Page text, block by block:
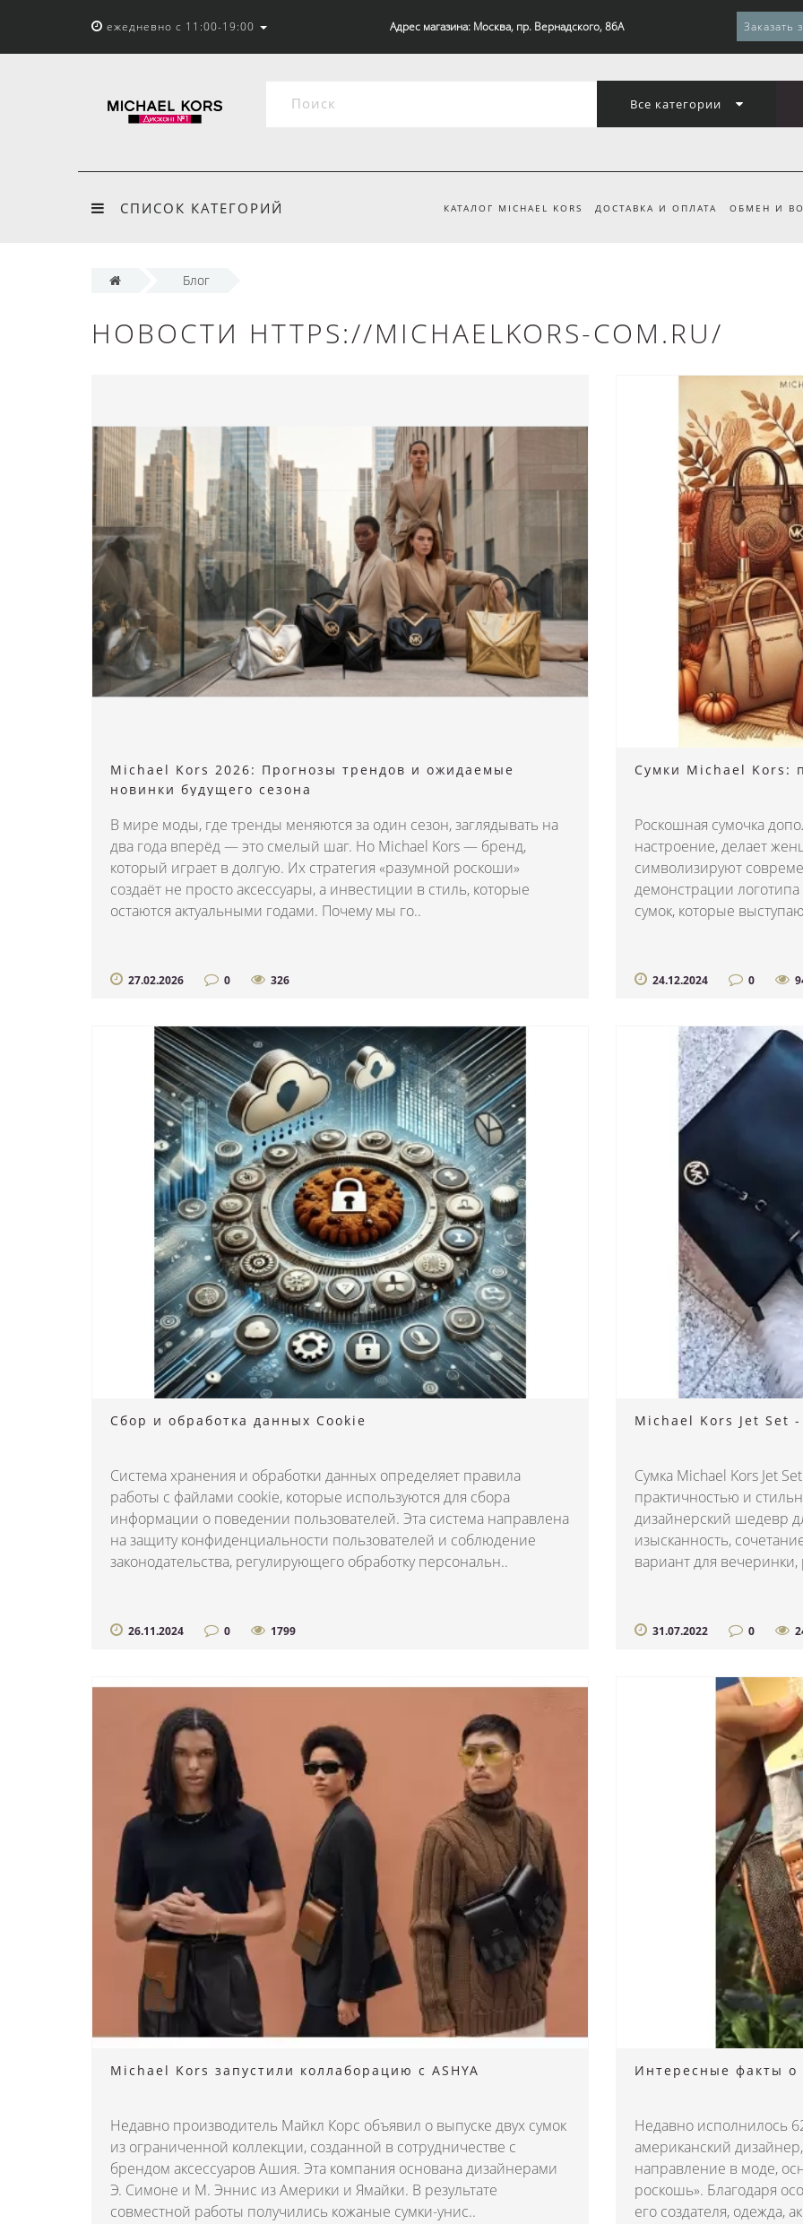
ежедневно с 11:00-19:00 Адрес магазина: Москва, пр. Вернадского, 86А Заказать
Все категории
СПИСОК КАТЕГОРИЙ КАТАЛОГ MICHAEL KORS ДОСТАВКА И ОПЛАТА ОБМЕН И
Блог
НОВОСТИ HTTPS://MICHAELKORS-COM.RU/
Michael Kors 2026: Прогнозы трендов и ожидаемые
новинки будущего сезона
В мире моды, где тренды меняются за один сезон, заглядывать на
два года вперёд — это смелый шаг. Но Michael Kors — бренд,
который играет в долгую. Их стратегия «разумной роскоши»
создаёт не просто аксессуары, а инвестиции в стиль, которые
остаются актуальными годами. Почему мы го..
27.02.2026 0 326
Сумки Michael Kors:
Роскошная сумочка
настроение, делает
символизируют
демонстрации
сумок, которые
24.12.2024 0
Сбор и обработка данных Cookie
Система хранения и обработки данных определяет правила
работы с файлами cookie, которые используются для сбора
информации о поведении пользователей. Эта система направлена
на защиту конфиденциальности пользователей и соблюдение
законодательства, регулирующего обработку персональн..
26.11.2024 0 1799
Michael Kors Jet Set
Сумка Michael Kors Jet
практичностью и
дизайнерский шедевр
изысканность,
вариант для
31.07.2022 0
Michael Kors запустили коллаборацию с ASHYA
Недавно производитель Майкл Корс объявил о выпуске двух сумок
из ограниченной коллекции, созданной в сотрудничестве с
брендом аксессуаров Ашия. Эта компания основана дизайнерами
Э. Симоне и М. Эннис из Америки и Ямайки. В результате
совместной работы получились кожаные сумки-унис..
Интересные факты
Недавно исполнилось
американский
направление в моде,
роскошь». Благодаря
его создателя, одежда,